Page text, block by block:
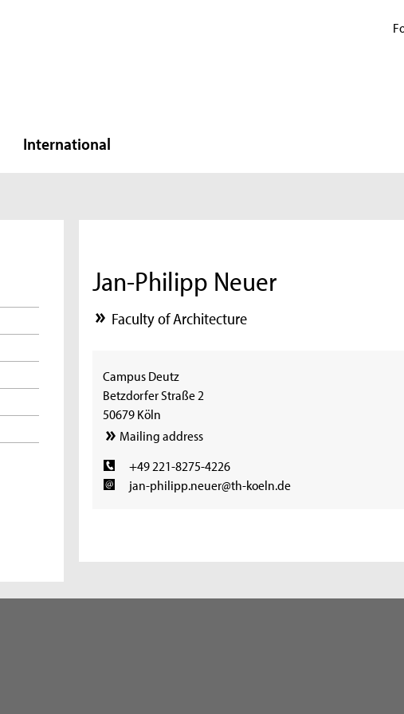
International
Jan-Philipp Neuer
Faculty of Architecture
Campus Deutz
Betzdorfer Straße 2
50679 Köln
Mailing address
+49 221-8275-4226
jan-philipp.neuer@th-koeln.de